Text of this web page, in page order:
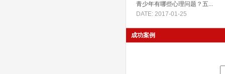
青少年有哪些心理问题？五...
DATE: 2017-01-25
成功案例